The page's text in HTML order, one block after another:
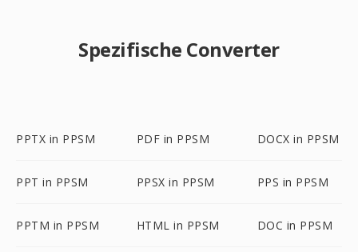
Spezifische Converter
PPTX in PPSM PDF in PPSM DOCX in PPSM
PPT in PPSM PPSX in PPSM PPS in PPSM
PPTM in PPSM HTML in PPSM DOC in PPSM